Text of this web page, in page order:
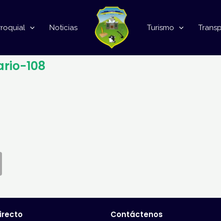
Noticias Turismo
108
Contáctenos